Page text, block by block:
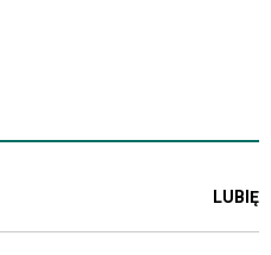
LUBIĘ